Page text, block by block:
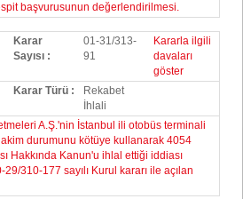
başvurusunun değerlendirilmesi.
Karar
Sayısı :
01-31/313-
91
Kararla ilgili
davaları
göster
Karar Türü :
Rekabet
İhlali
A.Ş.'nin İstanbul ili otobüs terminali
durumunu kötüye kullanarak 4054
Hakkında Kanun'u ihlal ettiği iddiası
310-177 sayılı Kurul kararı ile açılan